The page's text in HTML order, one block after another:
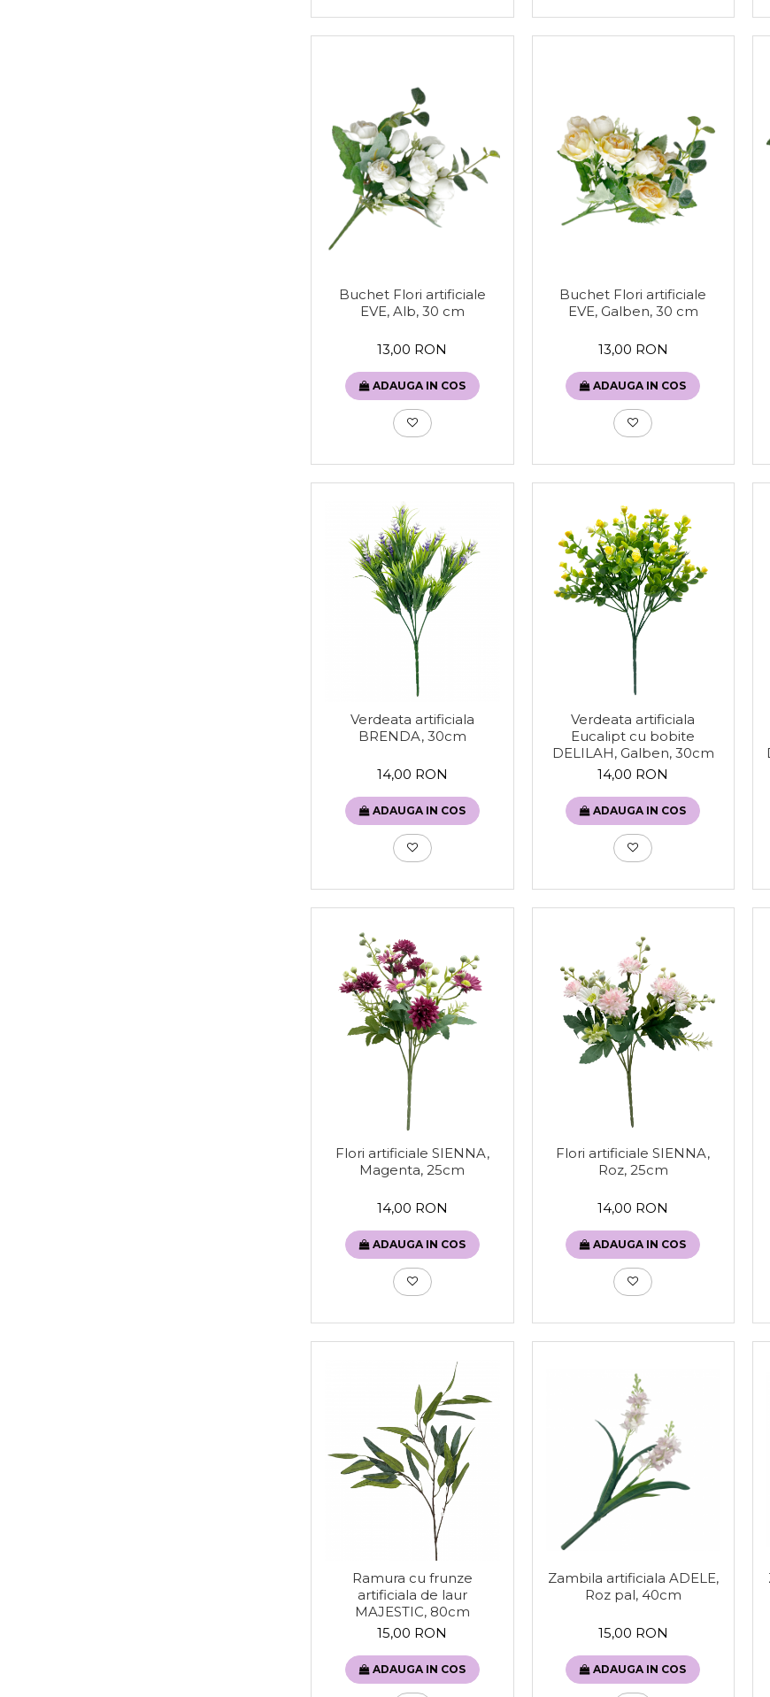
Buchet Flori artificiale
EVE, Alb, 30 cm
13,00 RON
ADAUGA IN COS
Buchet Flori artificiale
EVE, Galben, 30 cm
13,00 RON
ADAUGA IN COS
Verdeata artificiala
BRENDA, 30cm
14,00 RON
ADAUGA IN COS
Verdeata artificiala
Eucalipt cu bobite
DELILAH, Galben, 30cm
14,00 RON
ADAUGA IN COS
Flori artificiale SIENNA,
Magenta, 25cm
14,00 RON
ADAUGA IN COS
Flori artificiale SIENNA,
Roz, 25cm
14,00 RON
ADAUGA IN COS
Ramura cu frunze
artificiala de laur
MAJESTIC, 80cm
15,00 RON
ADAUGA IN COS
Zambila artificiala ADELE,
Roz pal, 40cm
15,00 RON
ADAUGA IN COS